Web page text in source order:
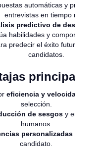
automáticas y programan
entrevistas en tiempo real.
predictivo de desempeño:
habilidades y comportamientos
predecir el éxito futuro de los
candidatos.
principales:
eficiencia y velocidad
selección.
de sesgosy errores
humanos.
personalizadaspara cada
candidato.